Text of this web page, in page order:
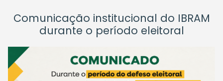
Comunicação institucional do IBRAM
durante o período eleitoral